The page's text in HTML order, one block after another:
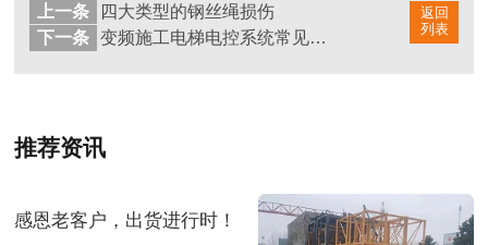
返回
列表
上一条
四大类型的钢丝绳损伤
下一条
变频施工电梯电控系统常见问题和解决方法（三）
推荐资讯
感恩老客户，出货进行时！